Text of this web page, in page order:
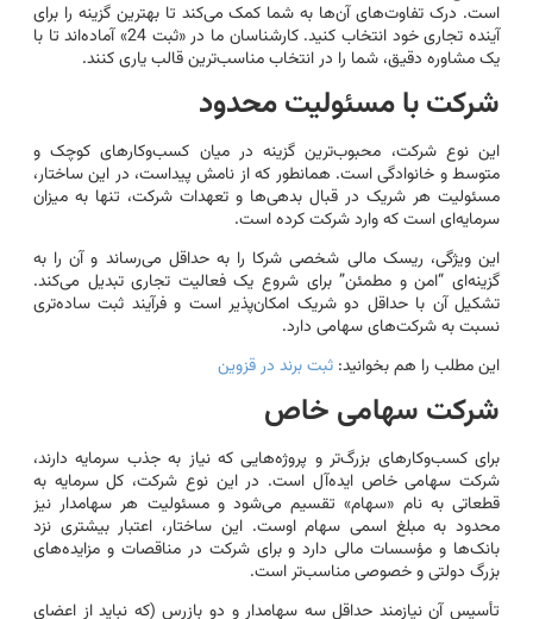
است. درک تفاوت‌های آن‌ها به شما کمک می‌کند تا بهترین گزینه را برای
آینده تجاری خود انتخاب کنید. کارشناسان ما در «ثبت 24» آماده‌اند تا با
یک مشاوره دقیق، شما را در انتخاب مناسب‌ترین قالب یاری کنند.
شرکت با مسئولیت محدود
این نوع شرکت، محبوب‌ترین گزینه در میان کسب‌وکارهای کوچک و
متوسط و خانوادگی است. همانطور که از نامش پیداست، در این ساختار،
مسئولیت هر شریک در قبال بدهی‌ها و تعهدات شرکت، تنها به میزان
سرمایه‌ای است که وارد شرکت کرده است.
این ویژگی، ریسک مالی شخصی شرکا را به حداقل می‌رساند و آن را به
گزینه‌ای “امن و مطمئن” برای شروع یک فعالیت تجاری تبدیل می‌کند.
تشکیل آن با حداقل دو شریک امکان‌پذیر است و فرآیند ثبت ساده‌تری
نسبت به شرکت‌های سهامی دارد.
این مطلب را هم بخوانید: ثبت برند در قزوین
شرکت سهامی خاص
برای کسب‌وکارهای بزرگ‌تر و پروژه‌هایی که نیاز به جذب سرمایه دارند،
شرکت سهامی خاص ایده‌آل است. در این نوع شرکت، کل سرمایه به
قطعاتی به نام «سهام» تقسیم می‌شود و مسئولیت هر سهامدار نیز
محدود به مبلغ اسمی سهام اوست. این ساختار، اعتبار بیشتری نزد
بانک‌ها و مؤسسات مالی دارد و برای شرکت در مناقصات و مزایده‌های
بزرگ دولتی و خصوصی مناسب‌تر است.
تأسیس آن نیازمند حداقل سه سهامدار و دو بازرس (که نباید از اعضای